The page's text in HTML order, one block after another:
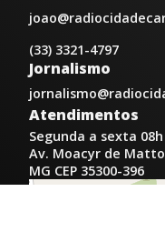
(33) 3321-4797
Jornalismo
Atendimentos
Segunda a sexta
Av. Moacyr de
MG CEP 35300-396